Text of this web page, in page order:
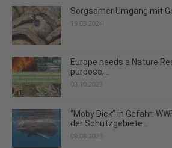
Sorgsamer Umgang mit
19.03.2024
Europe needs a Nature
purpose,...
03.10.2023
“Moby Dick” in Gefahr:
der Schutzgebiete...
09.08.2023